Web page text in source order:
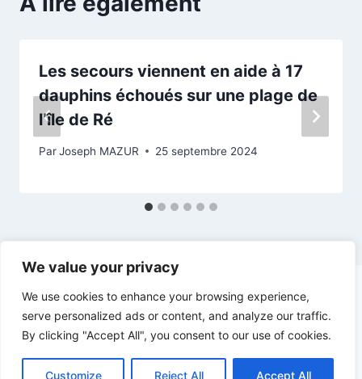
We value your privacy
We use cookies to enhance your browsing experience,
serve personalized ads or content, and analyze our traffic.
By clicking "Accept All", you consent to our use of cookies.
Customize Reject All Accept All
Les secours viennent en aide à 17
dauphins échoués sur une plage de
l’île de Ré
ParJoseph MAZUR 25 septembre 2024
© 2026 ILEDERE-TV - Theme WordPress par
Kadence WP